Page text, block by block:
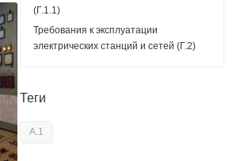
(Г.1.1)
Требования к эксплуатации
электрических станций и сетей (Г.2)
Теги
А.1